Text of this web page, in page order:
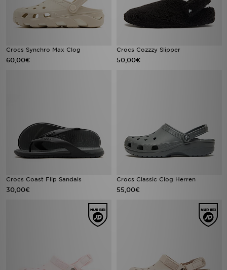
Crocs Synchro Max Clog
60,00€
Crocs Cozzzy Slipper
50,00€
Crocs Coast Flip Sandals
30,00€
Crocs Classic Clog Herren
55,00€